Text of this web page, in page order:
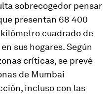
sobrecogedor pensar
presentan 68 400
cuadrado de
sus hogares. Según
críticas, se prevé
de Mumbai
incluso con las